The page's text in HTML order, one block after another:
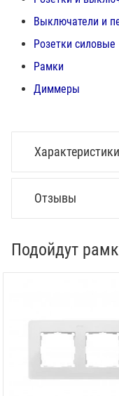
Выключатели и
Розетки силовые
Рамки
Диммеры
Характеристики
Отзывы
Подойдут